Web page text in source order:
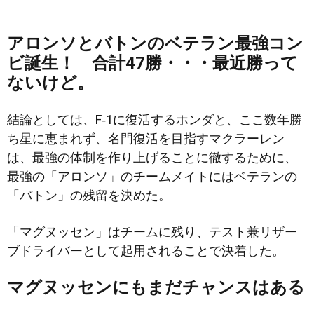
アロンソとバトンのベテラン最強コン
ビ誕生！ 合計47勝・・・最近勝って
ないけど。
結論としては、F‐1に復活するホンダと、ここ数年勝
ち星に恵まれず、名門復活を目指すマクラーレン
は、最強の体制を作り上げることに徹するために、
最強の「アロンソ」のチームメイトにはベテランの
「バトン」の残留を決めた。
「マグヌッセン」はチームに残り、テスト兼リザー
ブドライバーとして起用されることで決着した。
マグヌッセンにもまだチャンスはある